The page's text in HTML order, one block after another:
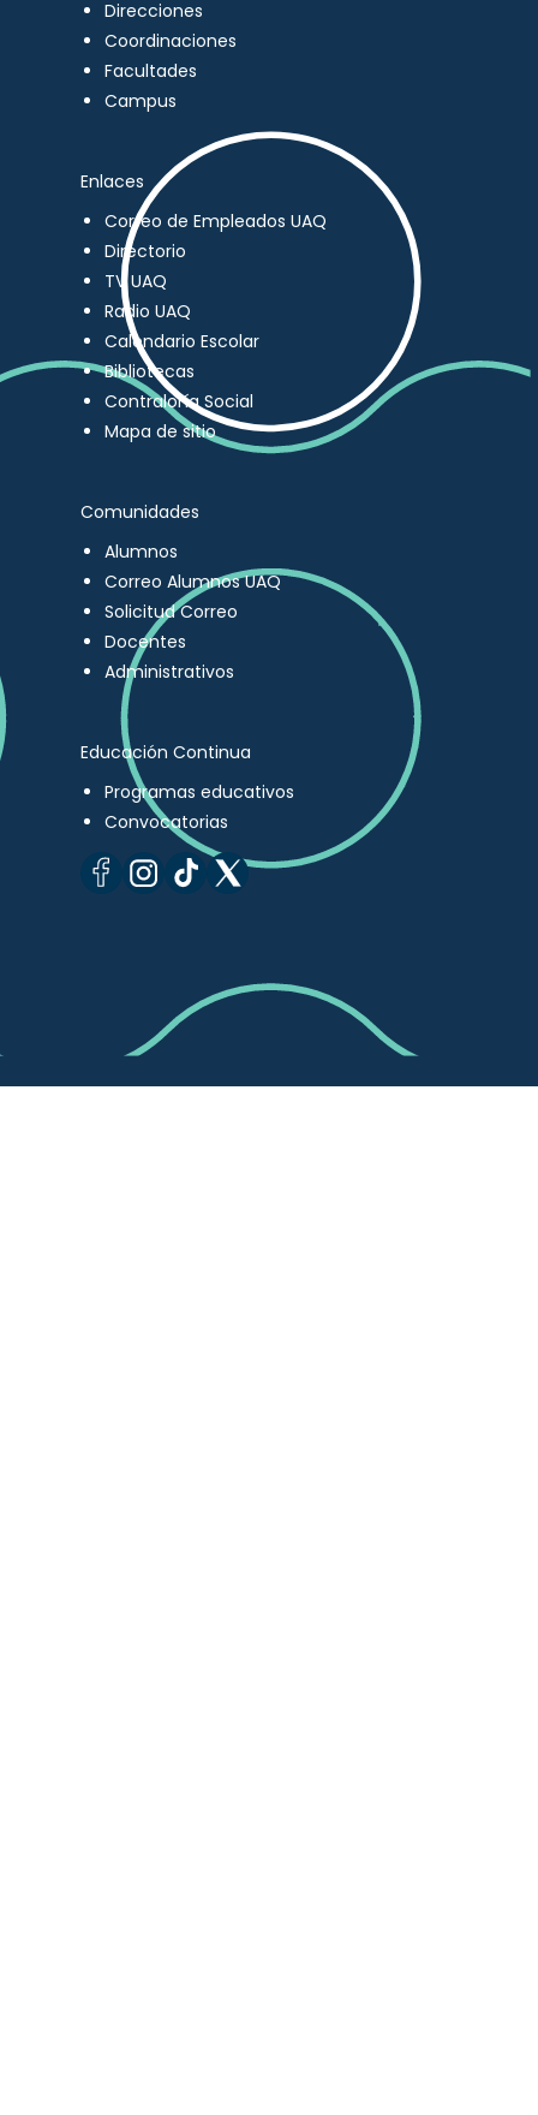
Direcciones
Coordinaciones
Facultades
Campus
Enlaces
Correo de Empleados UAQ
Directorio
TV UAQ
Radio UAQ
Calendario Escolar
Bibliotecas
Contraloría Social
Mapa de sitio
Comunidades
Alumnos
Correo Alumnos UAQ
Solicitud Correo
Docentes
Administrativos
Educación Continua
Programas educativos
Convocatorias